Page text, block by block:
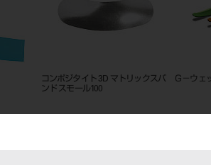
ウェッジワンド オペーク ラージ
（グリーン）
コンポジ